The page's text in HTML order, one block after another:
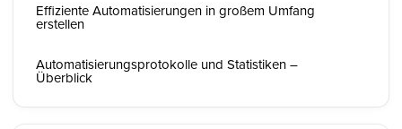
Effiziente Automatisierungen in großem Umfang
erstellen
Automatisierungsprotokolle und Statistiken –
Überblick